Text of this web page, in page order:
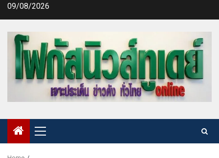
Skip09/08/2026
Primary
Menu